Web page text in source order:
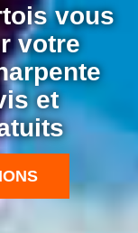
vous
votre
et